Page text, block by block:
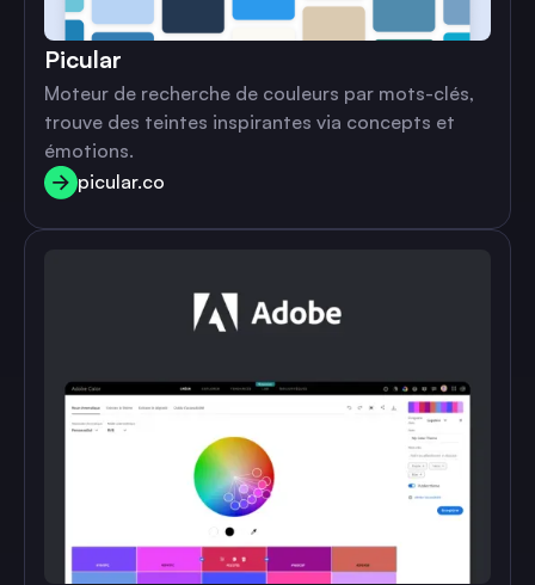
Picular
Moteur de recherche de couleurs par mots-clés,
trouve des teintes inspirantes via concepts et
émotions.
picular.co